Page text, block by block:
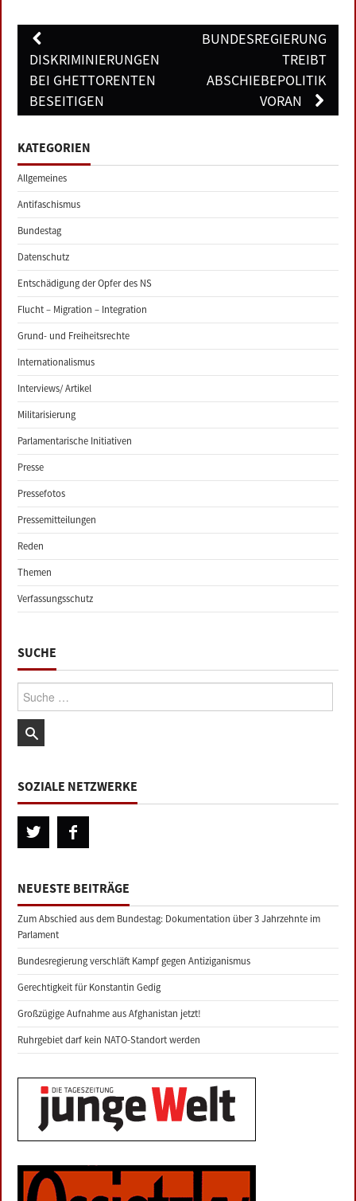
Post
navigation
DISKRIMINIERUNGEN
BEI GHETTORENTEN
BESEITIGEN
BUNDESREGIERUNG
TREIBT
ABSCHIEBEPOLITIK
VORAN
KATEGORIEN
Allgemeines
Antifaschismus
Bundestag
Datenschutz
Entschädigung der Opfer des NS
Flucht – Migration – Integration
Grund- und Freiheitsrechte
Internationalismus
Interviews/ Artikel
Militarisierung
Parlamentarische Initiativen
Presse
Pressefotos
Pressemitteilungen
Reden
Themen
Verfassungsschutz
SUCHE
Suche:
SOZIALE NETZWERKE
NEUESTE BEITRÄGE
Zum Abschied aus dem Bundestag: Dokumentation über 3 Jahrzehnte im
Parlament
Bundesregierung verschläft Kampf gegen Antiziganismus
Gerechtigkeit für Konstantin Gedig
Großzügige Aufnahme aus Afghanistan jetzt!
Ruhrgebiet darf kein NATO-Standort werden